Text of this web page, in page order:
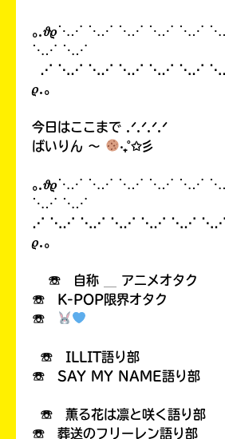
｡.𝜗𝜚⋱⋰ ⋱⋰ ⋱⋰ ⋱⋰ ⋱⋰
⋱⋰ ⋱⋰
⋰ ⋱⋰ ⋱⋰ ⋱⋰ ⋱⋰ ⋱⋰
𝜚.｡
今日はここまで .ᐟ.ᐟ.ᐟ.ᐟ
ばいりん 〜
‧₊˚✩彡
｡.𝜗𝜚⋱⋰ ⋱⋰ ⋱⋰ ⋱⋰ ⋱⋰
⋱⋰ ⋱⋰
⋰ ⋱⋰ ⋱⋰ ⋱⋰ ⋱⋰ ⋱⋰
𝜚.｡
☏ 自称 ＿ アニメオタク
☏ K-POP限界オタク
☏
☏ ILLIT語り部
☏ SAY MY NAME語り部
☏ 薫る花は凛と咲く語り部
☏ 葬送のフリーレン語り部